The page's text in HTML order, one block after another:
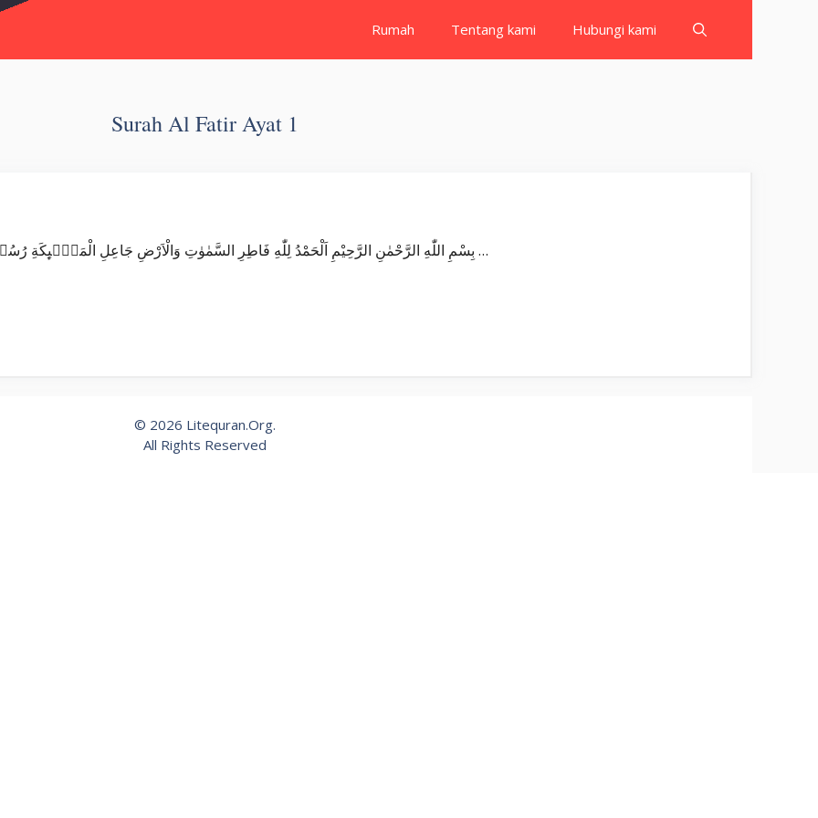
Rumah Tentang kami Hubungi kami
Surah Al Fatir Ayat 1
Surat Fatir بِسْمِ اللّٰهِ الرَّحْمٰنِ الرَّحِيْمِ اَلْحَمْدُ لِلّٰهِ فَاطِرِ السَّمٰوٰتِ وَالْاَرْضِ جَاعِلِ الْمَلٰۤىِٕكَةِ رُسُلًاۙ اُولِيْٓ اَجْنِحَةٍ مَّثْنٰى وَثُلٰثَ وَرُبٰعَۗ يَزِيْدُ …
© 2026 Litequran.Org.
All Rights Reserved